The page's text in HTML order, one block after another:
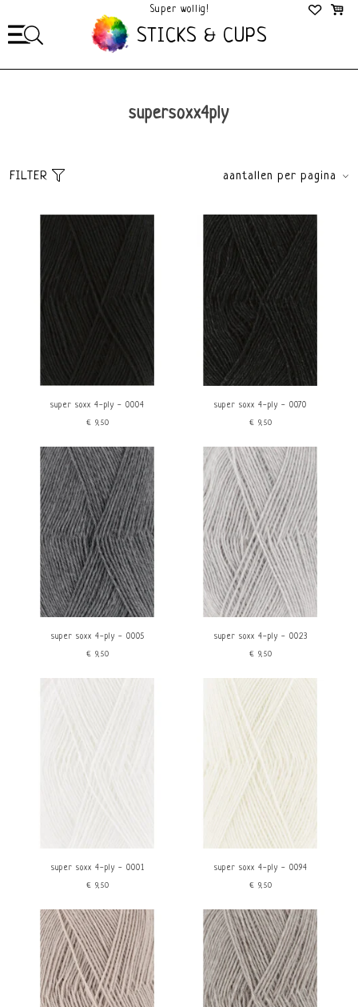
Super wollig!
Mega Gezellig!
STICKS & CUPS
supersoxx4ply
FILTER
aantallen per pagina
Standaard
Meest bekeken
Nieuwste producten
Laagste prijs
Hoogste prijs
Alle merken
Lang Yarns
€ 10
super soxx 4-ply - 0004
€9,50
super soxx 4-ply - 0070
€9,50
super soxx 4-ply - 0005
€9,50
super soxx 4-ply - 0023
€9,50
super soxx 4-ply - 0001
€9,50
super soxx 4-ply - 0094
€9,50